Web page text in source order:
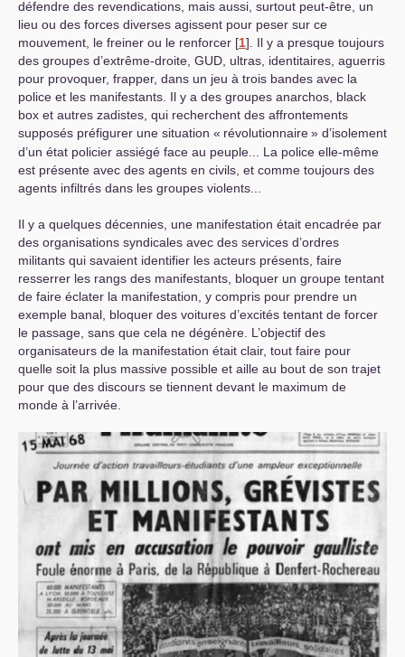
défendre des revendications, mais aussi, surtout peut-être, un
lieu ou des forces diverses agissent pour peser sur ce
mouvement, le freiner ou le renforcer [1] . Il y a presque toujours
des groupes d’extrême-droite, GUD , ultras, identitaires, aguerris
pour provoquer, frapper, dans un jeu à trois bandes avec la
police et les manifestants. Il y a des groupes anarchos, black
box et autres zadistes, qui recherchent des affrontements
supposés préfigurer une situation « révolutionnaire» d’isolement
d’un état policier assiégé face au peuple... La police elle-même
est présente avec des agents en civils, et comme toujours des
agents infiltrés dans les groupes violents...
Il y a quelques décennies, une manifestation était encadrée par
des organisations syndicales avec des services d’ordres
militants qui savaient identifier les acteurs présents, faire
resserrer les rangs des manifestants, bloquer un groupe tentant
de faire éclater la manifestation, y compris pour prendre un
exemple banal, bloquer des voitures d’excités tentant de forcer
le passage, sans que cela ne dégénère. L’objectif des
organisateurs de la manifestation était clair, tout faire pour
quelle soit la plus massive possible et aille au bout de son trajet
pour que des discours se tiennent devant le maximum de
monde à l’arrivée.